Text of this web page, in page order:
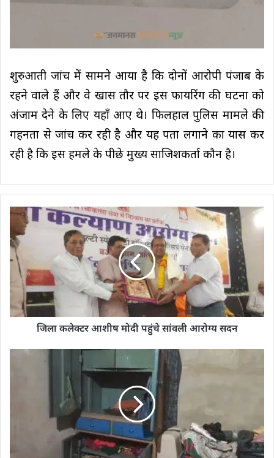
शुरुआती जांच में सामने आया है कि दोनों आरोपी पंजाब के
रहने वाले हैं और वे खास तौर पर इस फायरिंग की घटना को
अंजाम देने के लिए यहाँ आए थे। फिलहाल पुलिस मामले की
गहनता से जांच कर रही है और यह पता लगाने का प्रयास कर
रही है कि इस हमले के पीछे मुख्य साजिशकर्ता कौन है।
जिला कलेक्टर आशीष मोदी पहुंचे सांवली आरोग्य सदन